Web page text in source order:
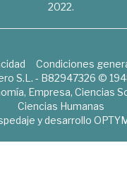
2022.
Condiciones
S.L. - B82947326 ©
Empresa, Ciencias
Ciencias Humanas
y desarrollo